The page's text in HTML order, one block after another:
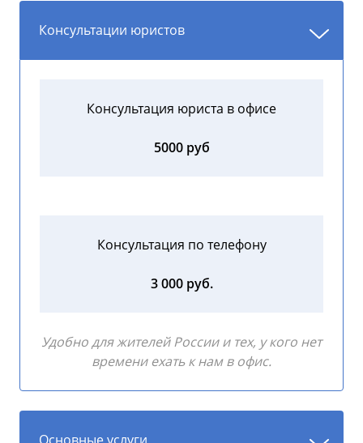
Консультации юристов
Консультация юриста в офисе
5000 руб
Консультация по телефону
3 000 руб.
Удобно для жителей России и тех, у кого нет
времени ехать к нам в офис.